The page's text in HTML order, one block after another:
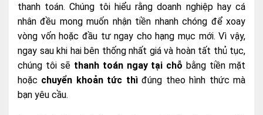
thanh toán. Chúng tôi hiểu rằng doanh nghiệp hay cá
nhân đều mong muốn nhận tiền nhanh chóng để xoay
vòng vốn hoặc đầu tư ngay cho hạng mục mới. Vì vậy,
ngay sau khi hai bên thống nhất giá và hoàn tất thủ tục,
chúng tôi sẽ thanh toán ngay tại chỗ bằng tiền mặt
hoặc chuyển khoản tức thìđúng theo hình thức mà
bạn yêu cầu.